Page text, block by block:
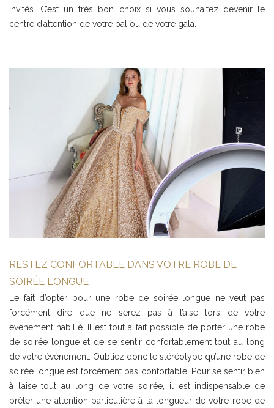
invités. C’est un très bon choix si vous souhaitez devenir le
centre d’attention de votre bal ou de votre gala.
RESTEZ CONFORTABLE DANS VOTRE ROBE DE
SOIRÉE LONGUE
Le fait d’opter pour une robe de soirée longue ne veut pas
forcément dire que ne serez pas à l’aise lors de votre
évènement habillé. Il est tout à fait possible de porter une robe
de soirée longue et de se sentir confortablement tout au long
de votre évènement. Oubliez donc le stéréotype qu’une robe de
soirée longue est forcément pas confortable. Pour se sentir bien
à l’aise tout au long de votre soirée, il est indispensable de
prêter une attention particulière à la longueur de votre robe de